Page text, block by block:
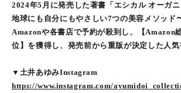
2024年5月に発売した著書「エシカル オーガ
地球にも自分にもやさしい7つの美容メソッド
Amazonや各書店で予約が殺到し、【Amazon
位】を獲得し、発売前から重版が決定した人気
▼土井あゆみInstagram
https://www.instagram.com/